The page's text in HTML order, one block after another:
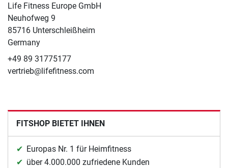
Life Fitness Europe GmbH
Neuhofweg 9
85716 Unterschleißheim
Germany
+49 89 31775177
vertrieb@lifefitness.com
FITSHOP BIETET IHNEN
Europas Nr. 1 für Heimfitness
über 4.000.000 zufriedene Kunden